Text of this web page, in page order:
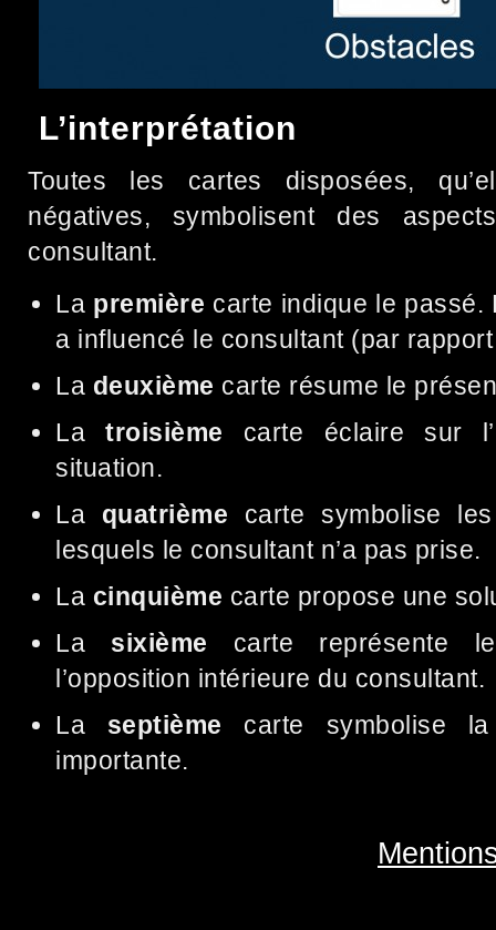
L’interprétation
Toutes les cartes disposées,
négatives, symbolisent des
consultant.
La première carte indique le
a influencé le consultant (par
La deuxième carte résume le
Latroisième carte éclaire sur
situation.
La quatrième carte symbolise
lesquels le consultant n’a pas prise.
La cinquième carte propose une
La sixième carte représente
l’opposition intérieure du consultant.
La septième carte symbolise
importante.